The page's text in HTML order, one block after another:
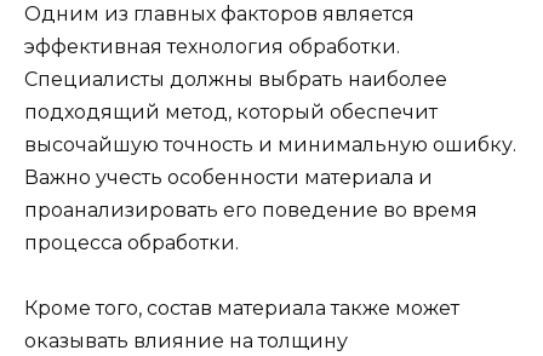
Одним из главных факторов является
эффективная технология обработки.
Специалисты должны выбрать наиболее
подходящий метод, который обеспечит
высочайшую точность и минимальную ошибку.
Важно учесть особенности материала и
проанализировать его поведение во время
процесса обработки.
Кроме того, состав материала также может
оказывать влияние на толщину